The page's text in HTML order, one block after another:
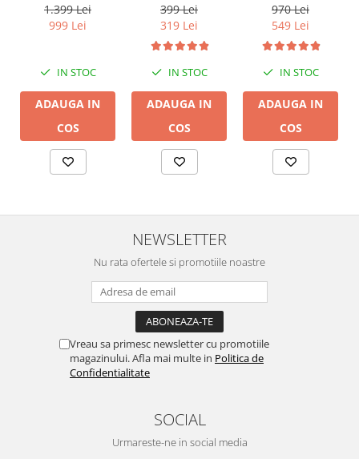
A50+, LAN /Wi-Fi
/Bluetooth,
1.399 Lei
999 Lei
IN STOC
ADAUGA IN
COS
399 Lei
319 Lei
IN STOC
ADAUGA IN
COS
A30+, LAN /Wi-Fi
/Bluetooth,
24bit/192kHz,
Multiroom
970 Lei
549 Lei
IN STOC
ADAUGA IN
COS
NEWSLETTER
Nu rata ofertele si promotiile noastre
Vreau sa primesc newsletter cu promotiile
magazinului. Afla mai multe in Politica de
Confidentialitate
SOCIAL
Urmareste-ne in social media